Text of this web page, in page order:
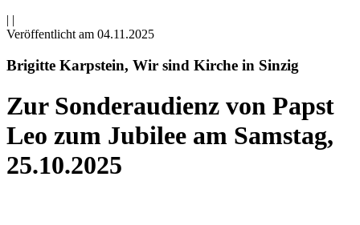
| |
Veröffentlicht am 04­.11.2025
Brigitte Karpstein, Wir sind Kirche in Sinzig
Zur Sonderaudienz von Papst
Leo zum Jubilee am Samstag,
25.10.2025